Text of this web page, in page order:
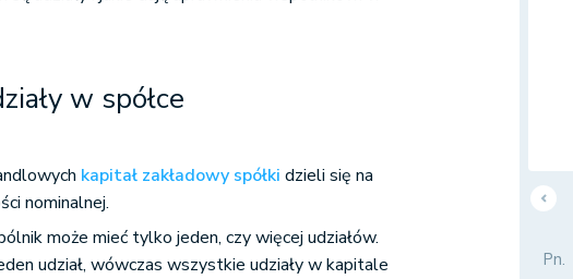
w spółce
kapitał zakładowy spółki dzieli się na
nominalnej.
może mieć tylko jeden, czy więcej udziałów.
udział, wówczas wszystkie udziały w kapitale
Pn.